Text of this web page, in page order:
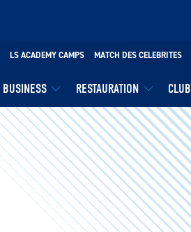
BUSINESS RESTAURATION CLUB
LS ACADEMY CAMPS MATCH DES CELEBRITES